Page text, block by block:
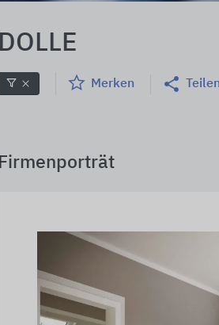
DOLLE
Merken Teilen
Firmenporträt